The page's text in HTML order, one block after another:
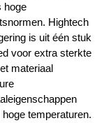
hoge
Hightech
is uit één stuk
voor extra sterkte
materiaal
hoge temperaturen.